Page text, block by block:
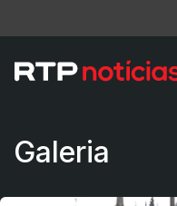
Brexit. A
Galeria